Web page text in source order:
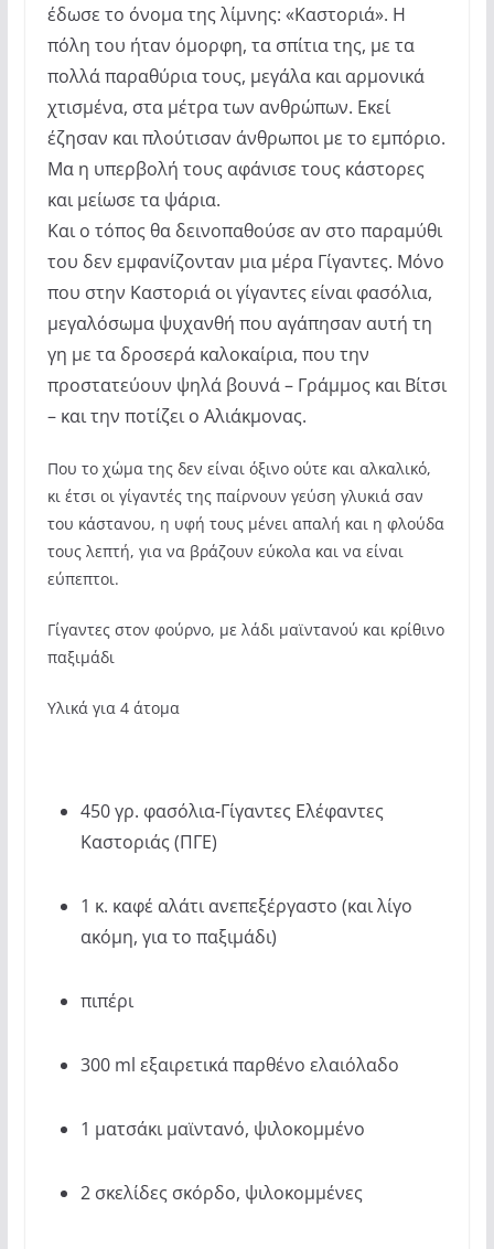
έδωσε το όνομα της λίμνης: «Καστοριά». Η
πόλη του ήταν όμορφη, τα σπίτια της, με τα
πολλά παραθύρια τους, μεγάλα και αρμονικά
χτισμένα, στα μέτρα των ανθρώπων. Εκεί
έζησαν και πλούτισαν άνθρωποι με το εμπόριο.
Μα η υπερβολή τους αφάνισε τους κάστορες
και μείωσε τα ψάρια.
Και ο τόπος θα δεινοπαθούσε αν στο παραμύθι
του δεν εμφανίζονταν μια μέρα Γίγαντες. Μόνο
που στην Καστοριά οι γίγαντες είναι φασόλια,
μεγαλόσωμα ψυχανθή που αγάπησαν αυτή τη
γη με τα δροσερά καλοκαίρια, που την
προστατεύουν ψηλά βουνά – Γράμμος και Βίτσι
– και την ποτίζει ο Αλιάκμονας.
Που το χώμα της δεν είναι όξινο ούτε και αλκαλικό,
κι έτσι οι γίγαντές της παίρνουν γεύση γλυκιά σαν
του κάστανου, η υφή τους μένει απαλή και η φλούδα
τους λεπτή, για να βράζουν εύκολα και να είναι
εύπεπτοι.
Γίγαντες στον φούρνο, με λάδι μαϊντανού και κρίθινο
παξιμάδι
Υλικά για 4 άτομα
450 γρ. φασόλια-Γίγαντες Ελέφαντες
Καστοριάς (ΠΓΕ)
1 κ. καφέ αλάτι ανεπεξέργαστο (και λίγο
ακόμη, για το παξιμάδι)
πιπέρι
300 ml εξαιρετικά παρθένο ελαιόλαδο
1 ματσάκι μαϊντανό, ψιλοκομμένο
2 σκελίδες σκόρδο, ψιλοκομμένες